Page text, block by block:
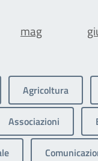
mag
Agricoltura
Associazioni